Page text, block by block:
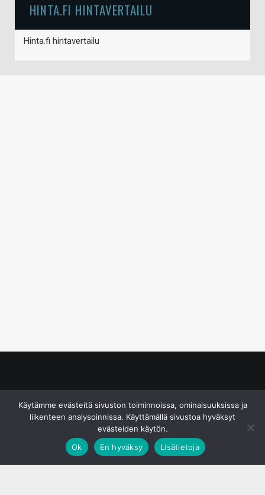
HINTA.FI HINTAVERTAILU
Hinta.fi hintavertailu
Käytämme evästeitä sivuston toiminnoissa, ominaisuuksissa ja
liikenteen analysoinnissa. Käyttämällä sivustoa hyväksyt
evästeiden käytön.
Ok
En hyväksy Lisätietoja